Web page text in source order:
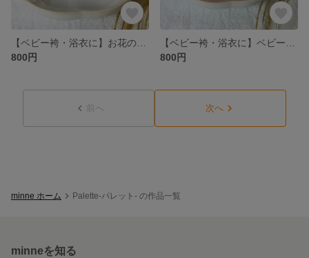
800円
800円
前へ 次へ
minne ホーム Palette-パレット- の作品一覧
minneを知る